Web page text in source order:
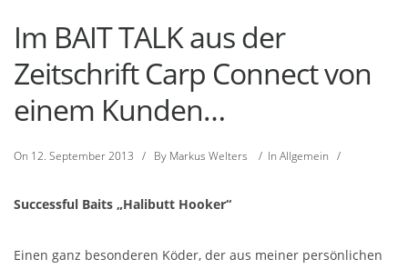
Im BAIT TALK aus der
Zeitschrift Carp Connect von
einem Kunden…
On 12. September 2013 / By Markus Welters / In Allgemein /
Successful Baits „Halibutt Hooker“
Einen ganz besonderen Köder, der aus meiner persönlichen